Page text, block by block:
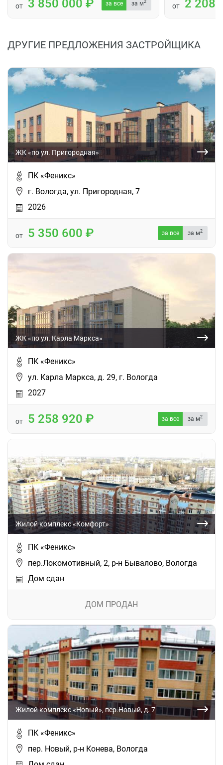
от 3 850 000 за все за м2
от 2 208
ДРУГИЕ ПРЕДЛОЖЕНИЯ ЗАСТРОЙЩИКА
ЖК «по ул. Пригородная»
ПК «Феникс»
г. Вологда, ул. Пригородная, 7
2026
от 5 350 600 за все за м2
ЖК «по ул. Карла Маркса»
ПК «Феникс»
ул. Карла Маркса, д. 29, г. Вологда
2027
от 5 258 920 за все за м2
Жилой комплекс «Комфорт»
ПК «Феникс»
пер.Локомотивный, 2, р-н Бывалово, Вологда
Дом сдан
ДОМ ПРОДАН
Жилой комплекс «Новый», пер.Новый, д. 7
ПК «Феникс»
пер. Новый, р-н Конева, Вологда